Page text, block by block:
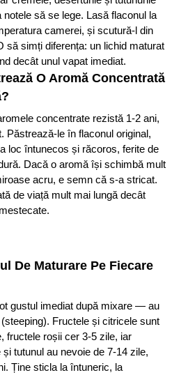
notele să se lege. Lasă flaconul la
camerei, și scutură-l din
să simți diferența: un lichid maturat
decât unul vapat imediat.
O Aromă Concentrată
concentrate rezistă 1-2 ani,
Păstrează-le în flaconul original,
loc întunecos și răcoros, ferite de
Dacă o aromă își schimbă mult
acru, e semn că s-a stricat.
de viață mult mai lungă decât
De Maturare Pe Fiecare
gustul imediat după mixare — au
Fructele și citricele sunt
fructele roșii cer 3-5 zile, iar
tutunul au nevoie de 7-14 zile,
Ține sticla la întuneric, la